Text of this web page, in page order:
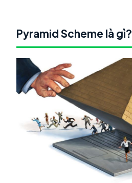
Pyramid Scheme là gì?